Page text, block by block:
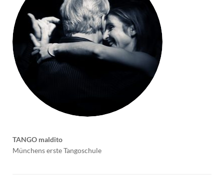
TANGO maldito
Münchens erste Tangoschule